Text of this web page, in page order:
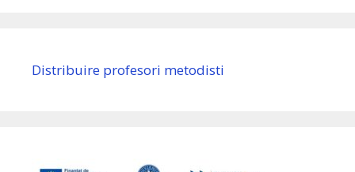
Distribuire profesori metodisti